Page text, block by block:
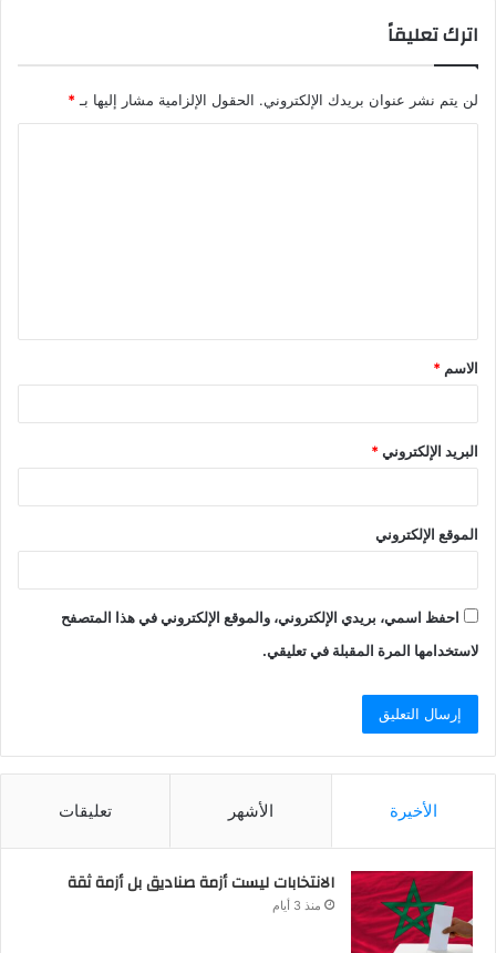
اترك تعليقاً
لن يتم نشر عنوان بريدك الإلكتروني. الحقول الإلزامية مشار إليها بـ *
الاسم *
البريد الإلكتروني*
الموقع الإلكتروني
احفظ اسمي، بريدي الإلكتروني، والموقع الإلكتروني في هذا المتصفح
لاستخدامها المرة المقبلة في تعليقي.
الأخيرة الأشهر تعليقات
الانتخابات ليست أزمة صناديق بل أزمة ثقة
منذ 3 أيام